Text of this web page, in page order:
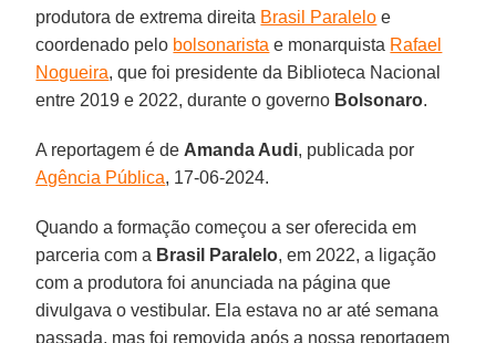
produtora de extrema direita Brasil Paralelo e
coordenado pelo bolsonarista e monarquista Rafael
Nogueira, que foi presidente da Biblioteca Nacional
entre 2019 e 2022, durante o governo Bolsonaro.
A reportagem é de Amanda Audi, publicada por
Agência Pública, 17-06-2024.
Quando a formação começou a ser oferecida em
parceria com a Brasil Paralelo, em 2022, a ligação
com a produtora foi anunciada na página que
divulgava o vestibular. Ela estava no ar até semana
passada, mas foi removida após a nossa reportagem